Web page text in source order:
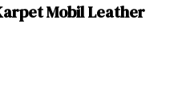
Mobil Leather